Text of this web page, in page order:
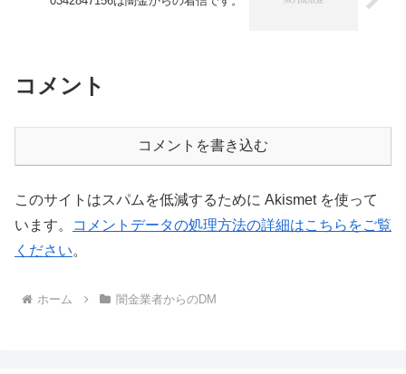
コメント
コメントを書き込む
このサイトはスパムを低減するために Akismet を使って
います。
コメントデータの処理方法の詳細はこちらをご覧
ください。
ホーム 闇金業者からのDM